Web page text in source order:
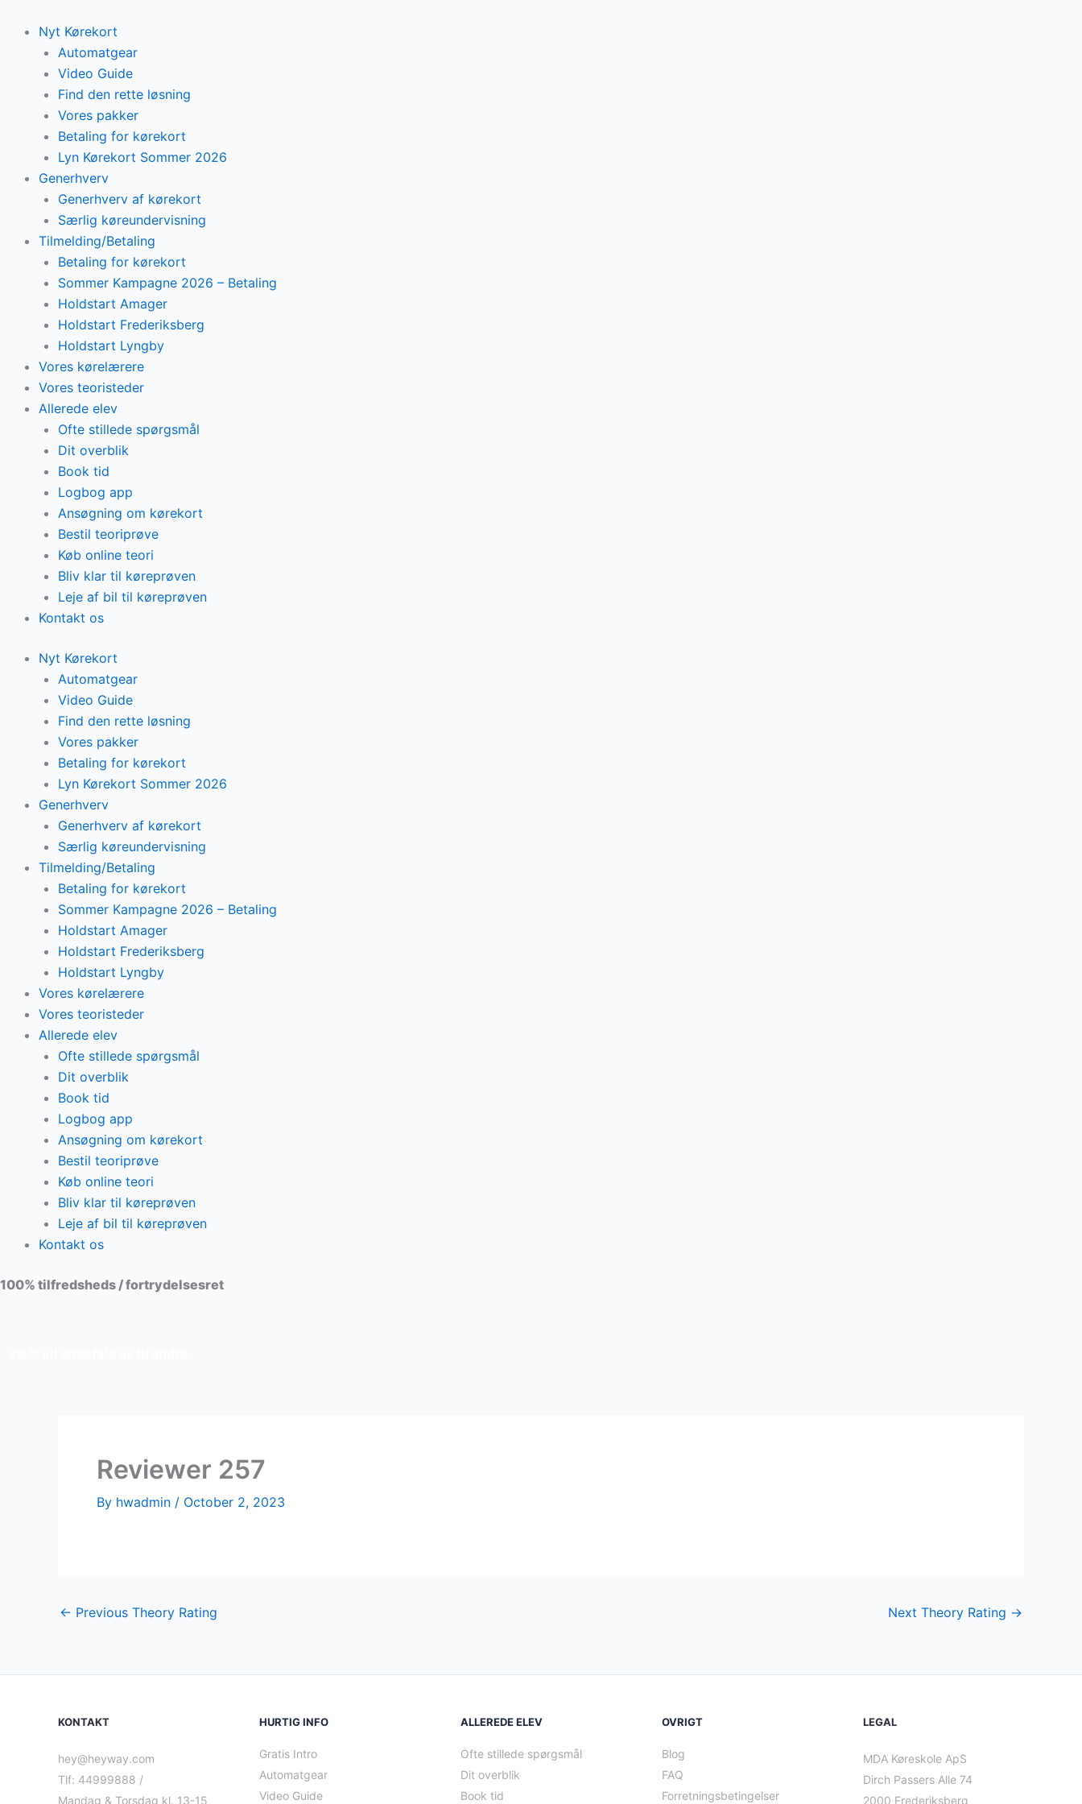
content
Nyt Kørekort
Automatgear
Video Guide
Find den rette løsning
Vores pakker
Betaling for kørekort
Lyn Kørekort Sommer 2026
Generhverv
Generhverv af kørekort
Særlig køreundervisning
Tilmelding/Betaling
Betaling for kørekort
Sommer Kampagne 2026 – Betaling
Holdstart Amager
Holdstart Frederiksberg
Holdstart Lyngby
Vores kørelærere
Vores teoristeder
Allerede elev
Ofte stillede spørgsmål
Dit overblik
Book tid
Logbog app
Ansøgning om kørekort
Bestil teoriprøve
Køb online teori
Bliv klar til køreprøven
Leje af bil til køreprøven
Kontakt os
Nyt Kørekort
Automatgear
Video Guide
Find den rette løsning
Vores pakker
Betaling for kørekort
Lyn Kørekort Sommer 2026
Generhverv
Generhverv af kørekort
Særlig køreundervisning
Tilmelding/Betaling
Betaling for kørekort
Sommer Kampagne 2026 – Betaling
Holdstart Amager
Holdstart Frederiksberg
Holdstart Lyngby
Vores kørelærere
Vores teoristeder
Allerede elev
Ofte stillede spørgsmål
Dit overblik
Book tid
Logbog app
Ansøgning om kørekort
Bestil teoriprøve
Køb online teori
Bliv klar til køreprøven
Leje af bil til køreprøven
Kontakt os
100% tilfredsheds / fortrydelsesret
Reviewer 257
By hwadmin / October 2, 2023
← Previous Theory Rating Next Theory Rating →
KONTAKT
hey@heyway.com
Tlf: 44999888 /
Mandag & Torsdag kl. 13-15
HURTIG INFO
Gratis Intro
Automatgear
Video Guide
ALLEREDE ELEV
Ofte stillede spørgsmål
Dit overblik
Book tid
OVRIGT
Blog
FAQ
Forretningsbetingelser
LEGAL
MDA Køreskole ApS
Dirch Passers Alle 74
2000 Frederiksberg